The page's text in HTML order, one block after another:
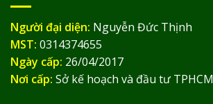
Người đại diện: Nguyễn Đức Thịnh
MST: 0314374655
Ngày cấp: 26/04/2017
Nơi cấp: Sở kế hoạch và đầu tư TPHCM